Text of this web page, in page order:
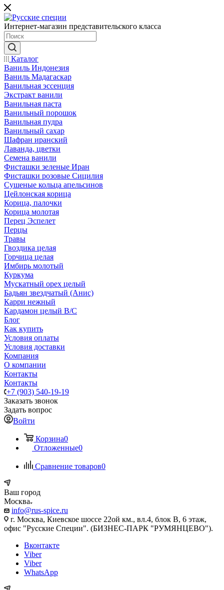
Интернет-магазин представительского класса
Каталог
Ваниль Индонезия
Ваниль Мадагаскар
Ванильная эссенция
Экстракт ванили
Ванильная паста
Ванильный порошок
Ванильная пудра
Ванильный сахар
Шафран иранский
Лаванда, цветки
Семена ванили
Фисташки зеленые Иран
Фисташки розовые Сицилия
Сушеные кольца апельсинов
Цейлонская корица
Корица, палочки
Корица молотая
Перец Эспелет
Перцы
Травы
Гвоздика целая
Горчица целая
Имбирь молотый
Куркума
Мускатный орех целый
Бадьян звездчатый (Анис)
Карри нежный
Кардамон целый В/С
Блог
Как купить
Условия оплаты
Условия доставки
Компания
О компании
Контакты
Контакты
+7 (903) 540-19-19
Заказать звонок
Задать вопрос
Войти
Корзина0
Отложенные0
Сравнение товаров0
Ваш город
Москва
info@rus-spice.ru
г. Москва, Киевское шоссе 22ой км., вл.4, блок В, 6 этаж,
офис "Русские Специи". (БИЗНЕС-ПАРК "РУМЯНЦЕВО").
Вконтакте
Viber
Viber
WhatsApp